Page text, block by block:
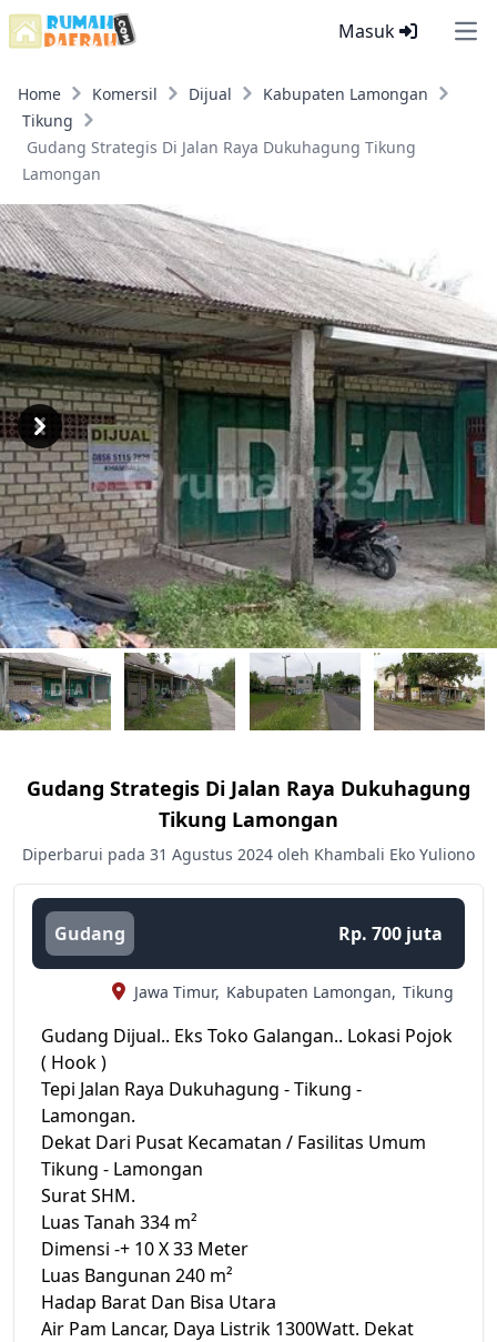
Masuk
Home Komersil Dijual
Kabupaten Lamongan
Tikung
Gudang Strategis Di Jalan Raya Dukuhagung Tikung
Lamongan
Previous
Next
Gudang Strategis Di Jalan Raya Dukuhagung
Tikung Lamongan
Diperbarui pada 31 Agustus 2024 oleh Khambali Eko Yuliono
Gudang Rp. 700 juta
Jawa Timur, Kabupaten Lamongan, Tikung
Gudang Dijual.. Eks Toko Galangan.. Lokasi Pojok
( Hook )
Tepi Jalan Raya Dukuhagung - Tikung -
Lamongan.
Dekat Dari Pusat Kecamatan / Fasilitas Umum
Tikung - Lamongan
Surat SHM.
Luas Tanah 334 m²
Dimensi -+ 10 X 33 Meter
Luas Bangunan 240 m²
Hadap Barat Dan Bisa Utara
Air Pam Lancar, Daya Listrik 1300Watt. Dekat